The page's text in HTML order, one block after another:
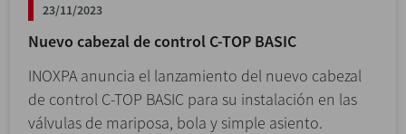
23/11/2023
Nuevo cabezal de control C-TOP BASIC
INOXPA anuncia el lanzamiento del nuevo cabezal
de control C-TOP BASIC para su instalación en las
válvulas de mariposa, bola y simple asiento.